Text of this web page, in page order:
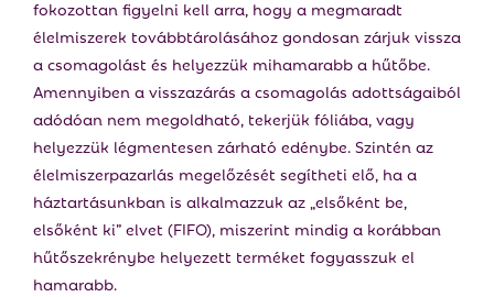
fokozottan figyelni kell arra, hogy a megmaradt
élelmiszerek továbbtárolásához gondosan zárjuk vissza
a csomagolást és helyezzük mihamarabb a hűtőbe.
Amennyiben a visszazárás a csomagolás adottságaiból
adódóan nem megoldható, tekerjük fóliába, vagy
helyezzük légmentesen zárható edénybe. Szintén az
élelmiszerpazarlás megelőzését segítheti elő, ha a
háztartásunkban is alkalmazzuk az „elsőként be,
elsőként ki” elvet (FIFO), miszerint mindig a korábban
hűtőszekrénybe helyezett terméket fogyasszuk el
hamarabb.